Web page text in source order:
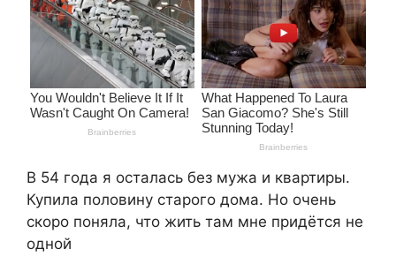
В 54 года я осталась без мужа и квартиры.
Купила половину старого дома. Но очень
скоро поняла, что жить там мне придётся не
одной